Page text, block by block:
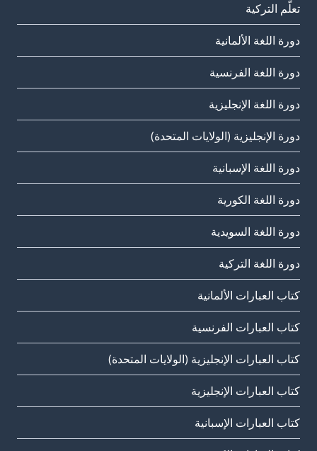
تعلَّم التركية
دورة اللغة الألمانية
دورة اللغة الفرنسية
دورة اللغة الإنجليزية
دورة الإنجليزية (الولايات المتحدة)
دورة اللغة الإسبانية
دورة اللغة الكورية
دورة اللغة السويدية
دورة اللغة التركية
كتاب العبارات الألمانية
كتاب العبارات الفرنسية
كتاب العبارات الإنجليزية (الولايات المتحدة)
كتاب العبارات الإنجليزية
كتاب العبارات الإسبانية